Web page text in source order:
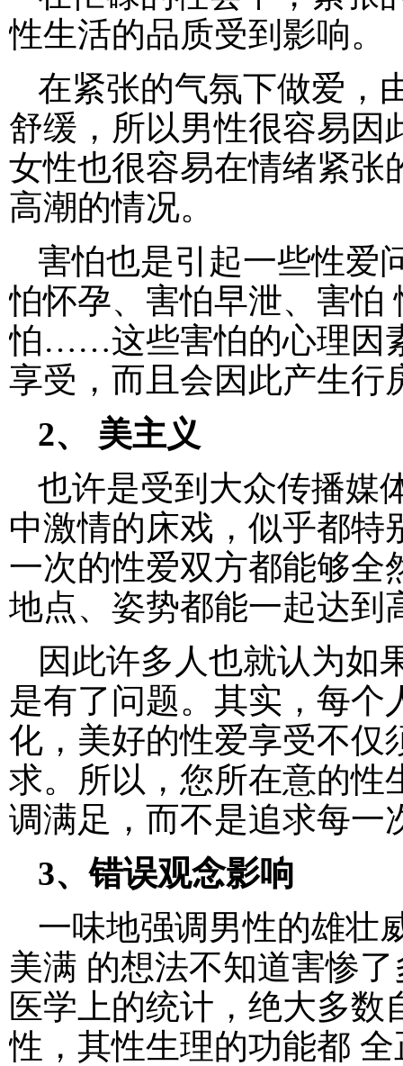
性生活的品质受到影响。
在紧张的气氛下做爱，
舒缓，所以男性很容易因
女性也很容易在情绪紧张
高潮的情况。
害怕也是引起一些性爱
怕怀孕、害怕早泄、害怕
怕……这些害怕的心理因
享受，而且会因此产生行
2、 美主义
也许是受到大众传播媒
中激情的床戏，似乎都特
一次的性爱双方都能够全
地点、姿势都能一起达到
因此许多人也就认为如
是有了问题。其实，每个
化，美好的性爱享受不仅
求。所以，您所在意的性
调满足，而不是追求每一
3、错误观念影响
一味地强调男性的雄壮
美满 的想法不知道害惨
医学上的统计，绝大多
性，其性生理的功能都